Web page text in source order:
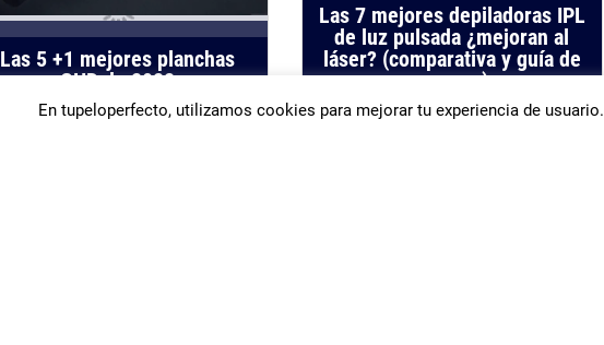
Las 5 +1 mejores planchas
GHD de 2022
Las 7 mejores depiladoras IPL
de luz pulsada ¿mejoran al
láser? (comparativa y guía de
compra)
En tupeloperfecto, utilizamos cookies para mejorar tu experiencia de usuario.